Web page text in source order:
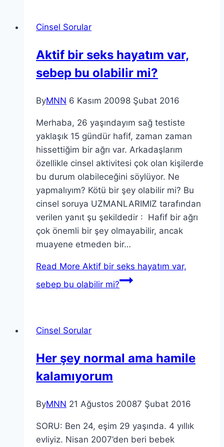
Cinsel Sorular
Aktif bir seks hayatım var,
sebep bu olabilir mi?
ByMNN 6 Kasım 20098 Şubat 2016
Merhaba, 26 yaşındayım sağ testiste
yaklaşık 15 gündür hafif, zaman zaman
hissettiğim bir ağrı var. Arkadaşlarım
özellikle cinsel aktivitesi çok olan kişilerde
bu durum olabileceğini söylüyor. Ne
yapmalıyım? Kötü bir şey olabilir mi? Bu
cinsel soruya UZMANLARIMIZ tarafından
verilen yanıt şu şekildedir : Hafif bir ağrı
çok önemli bir şey olmayabilir, ancak
muayene etmeden bir…
Read More Aktif bir seks hayatım var,
sebep bu olabilir mi?
Cinsel Sorular
Her şey normal ama hamile
kalamıyorum
ByMNN 21 Ağustos 20087 Şubat 2016
SORU: Ben 24, eşim 29 yaşında. 4 yıllık
evliyiz. Nisan 2007’den beri bebek